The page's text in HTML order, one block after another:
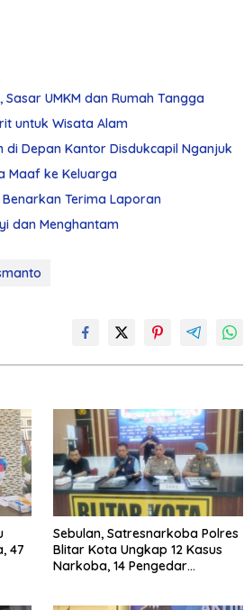
UMKM dan Rumah Tangga
untuk Wisata Alam
di Depan Kantor Disdukcapil Nganjuk
Maaf ke Keluarga
Benarkan Terima Laporan
dan Menghantam
47
Sebulan, Satresnarkoba Polres
Blitar Kota Ungkap 12 Kasus
Narkoba, 14 Pengedar